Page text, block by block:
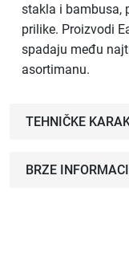
stakla i bambusa,
prilike. Proizvodi
spadaju među
asortimanu.
TEHNIČKE
BRZE